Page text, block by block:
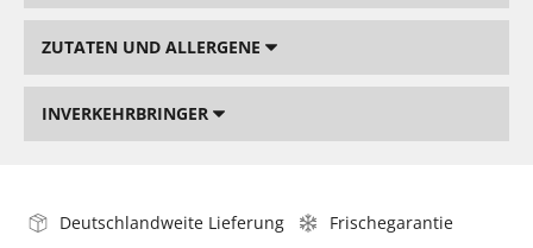
ZUTATEN UND ALLERGENE
INVERKEHRBRINGER
Deutschlandweite Lieferung
Frischegarantie